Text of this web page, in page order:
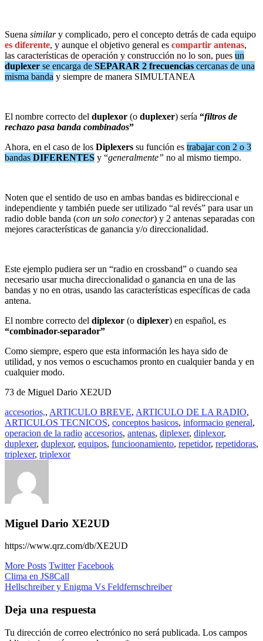
Suena similary complicado, pero el concepto detrás de cada equipo
es diferente, y aunque el objetivo general es compartir antenas,
las características de operación y construcción no lo son, pues un
duplexer se encarga de SEPARAR 2 frecuencias cercanas de una
misma banda y siempre de manera SIMULTANEA
El nombre correcto del duplexor (o duplexer) sería “filtros de
rechazo pasa banda combinados”
Ahora, en el caso de los Diplexers su función es trabajar con 2 o 3
bandas DIFERENTES y “generalmente” no al mismo tiempo.
Noten que el sentido de uso en ambas bandas es bidireccional e
independiente y también puede ser utilizado “al revés” para usar un
radio doble banda (con un solo conector) y 2 antenas separadas con
mejores características de ganancia y/o direccionalidad.
Este ejemplo pudiera ser un “radio en crossband” o cuando sea
necesario usar mucha direccionalidad o ganancia en una de las
bandas y no en otras, usando las características específicas de cada
antena.
El nombre correcto del diplexor (o diplexer) en español, es
“combinador-separador”
Como siempre, espero que esta información les haya sido de
utilidad, y nos vemos o escuchamos pronto en cualquier banda y en
cualquier modo.
73 de Miguel Dario XE2UD
accesorios,, ARTICULO BREVE, ARTICULO DE LA RADIO,
ARTICULOS TECNICOS, conceptos basicos, informacio general,
operacion de la radio accesorios, antenas, diplexer, diplexor,
duplexer, duplexor, equipos, funcioonamiento, repetidor, repetidoras,
triplexer, triplexor
Miguel Dario XE2UD
https://www.qrz.com/db/XE2UD
More Posts Twitter Facebook
Navegación
de
entradas
Clima en JS8Call
Hellschreiber y Enigma Vs Feldfernschreiber
Deja una respuesta
Tu dirección de correo electrónico no será publicada. Los campos